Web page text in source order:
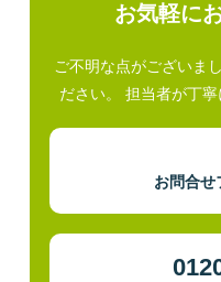
お気軽に
ご不明な点がございま
ださい。 担当者が丁寧
お問合せ